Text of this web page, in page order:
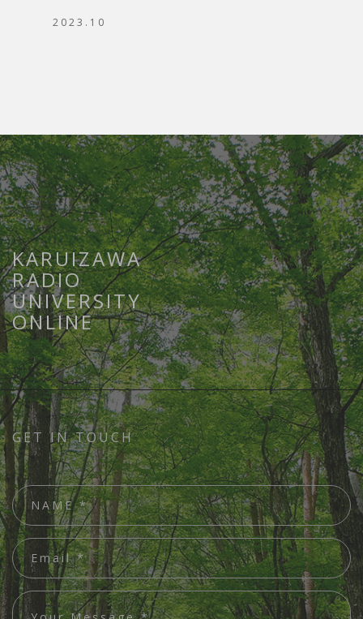
2023.10
KARUIZAWA
RADIO
UNIVERSITY
ONLINE
GET IN TOUCH